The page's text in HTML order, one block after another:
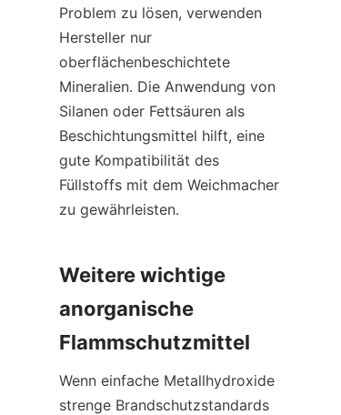
Problem zu lösen, verwenden
Hersteller nur
oberflächenbeschichtete
Mineralien. Die Anwendung von
Silanen oder Fettsäuren als
Beschichtungsmittel hilft, eine
gute Kompatibilität des
Füllstoffs mit dem Weichmacher
zu gewährleisten.
Weitere wichtige
anorganische
Flammschutzmittel
Wenn einfache Metallhydroxide
strenge Brandschutzstandards